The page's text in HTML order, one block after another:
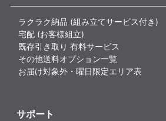
ラクラク納品 (組み立てサービス付き)
宅配 (お客様組立)
既存引き取り 有料サービス
その他送料オプション一覧
お届け対象外・曜日限定エリア表
サポート